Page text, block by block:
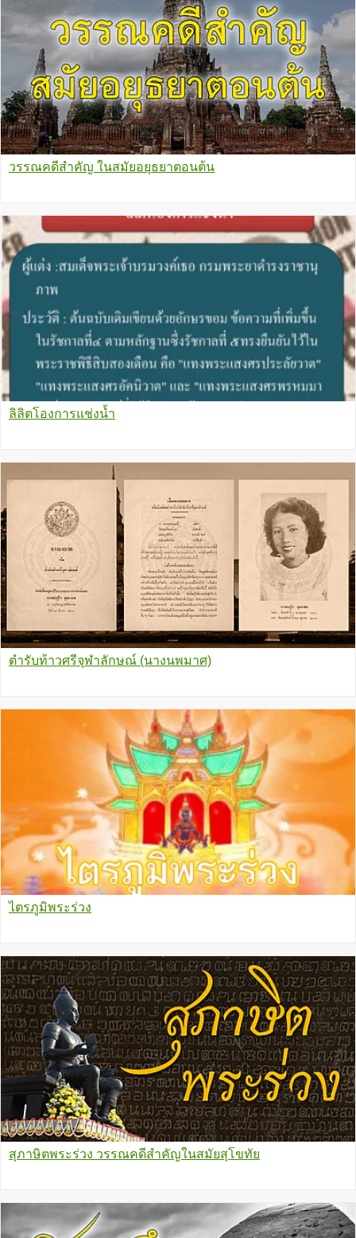
วรรณคดีสำคัญ ในสมัยอยุธยาตอนต้น
ลิลิตโองการแช่งน้ำ
ตำรับท้าวศรีจุฬาลักษณ์ (นางนพมาศ)
ไตรภูมิพระร่วง
สุภาษิตพระร่วง วรรณคดีสำคัญในสมัยสุโขทัย